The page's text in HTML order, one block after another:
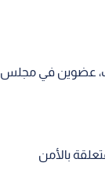
عضوين في مجلس
المتعلقة بالأمن